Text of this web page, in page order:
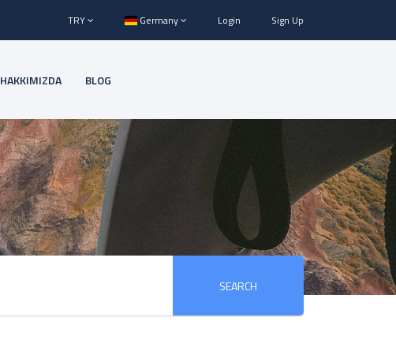
TRY Germany Login Sign Up
HAKKIMIZDA BLOG
SEARCH